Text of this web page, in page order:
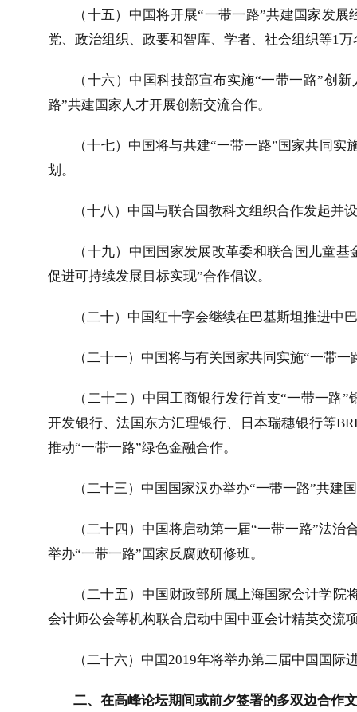
（十五）中国将开展“一带一路”共建国家发
党、政治组织、政要和智库、学者、社会组织等1万
（十六）中国科技部宣布实施“一带一路”创
路”共建国家人才开展创新交流合作。
（十七）中国将与共建“一带一路”国家共同
划。
（十八）中国与联合国教科文组织合作发起并
（十九）中国国家发展改革委和联合国儿童
促进可持续发展目标实现”合作倡议。
（二十）中国红十字会继续在巴基斯坦推进中
（二十一）中国将与有关国家共同实施“一带
（二十二）中国工商银行发行首支“一带一路
开发银行、法国东方汇理银行、日本瑞穗银行等
推动“一带一路”绿色金融合作。
（二十三）中国国家汉办举办“一带一路”共建
（二十四）中国将启动第一届“一带一路”法
举办“一带一路”国家反腐败研修班。
（二十五）中国财政部所属上海国家会计学
会计师公会等机构联合启动中国中亚会计精英交流
（二十六）中国2019年将举办第二届中国国际
二、在高峰论坛期间或前夕签署的多双边合作